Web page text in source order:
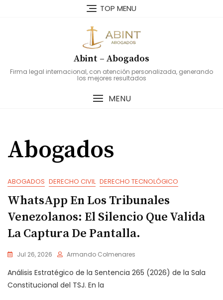
TOP MENU
Abint – Abogados
Firma legal internacional, con atención personalizada, generando
los mejores resultados
MENU
Abogados
ABOGADOS DERECHO CIVIL DERECHO TECNOLÓGICO
WhatsApp En Los Tribunales
Venezolanos: El Silencio Que Valida
La Captura De Pantalla.
Jul 26, 2026 Armando Colmenares
Análisis Estratégico de la Sentencia 265 (2026) de la Sala
Constitucional del TSJ. En la